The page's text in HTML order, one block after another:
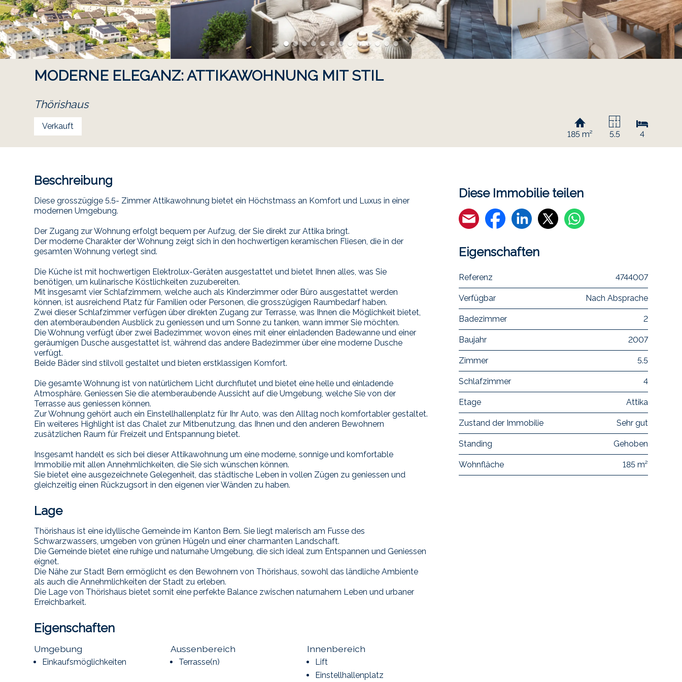
MODERNE ELEGANZ: ATTIKAWOHNUNG MIT STIL
Thörishaus
Verkauft
185 m²
5.5 4
Beschreibung
Diese grosszügige 5.5- Zimmer Attikawohnung bietet ein Höchstmass an Komfort und Luxus in einer
modernen Umgebung.
Der Zugang zur Wohnung erfolgt bequem per Aufzug, der Sie direkt zur Attika bringt.
Der moderne Charakter der Wohnung zeigt sich in den hochwertigen keramischen Fliesen, die in der
gesamten Wohnung verlegt sind.
Die Küche ist mit hochwertigen Elektrolux-Geräten ausgestattet und bietet Ihnen alles, was Sie
benötigen, um kulinarische Köstlichkeiten zuzubereiten.
Mit insgesamt vier Schlafzimmern, welche auch als Kinderzimmer oder Büro ausgestattet werden
können, ist ausreichend Platz für Familien oder Personen, die grosszügigen Raumbedarf haben.
Zwei dieser Schlafzimmer verfügen über direkten Zugang zur Terrasse, was Ihnen die Möglichkeit bietet,
den atemberaubenden Ausblick zu geniessen und um Sonne zu tanken, wann immer Sie möchten.
Die Wohnung verfügt über zwei Badezimmer, wovon eines mit einer einladenden Badewanne und einer
geräumigen Dusche ausgestattet ist, während das andere Badezimmer über eine moderne Dusche
verfügt.
Beide Bäder sind stilvoll gestaltet und bieten erstklassigen Komfort.
Die gesamte Wohnung ist von natürlichem Licht durchflutet und bietet eine helle und einladende
Atmosphäre. Geniessen Sie die atemberaubende Aussicht auf die Umgebung, welche Sie von der
Terrasse aus geniessen können.
Zur Wohnung gehört auch ein Einstellhallenplatz für Ihr Auto, was den Alltag noch komfortabler gestaltet.
Ein weiteres Highlight ist das Chalet zur Mitbenutzung, das Ihnen und den anderen Bewohnern
zusätzlichen Raum für Freizeit und Entspannung bietet.
Insgesamt handelt es sich bei dieser Attikawohnung um eine moderne, sonnige und komfortable
Immobilie mit allen Annehmlichkeiten, die Sie sich wünschen können.
Sie bietet eine ausgezeichnete Gelegenheit, das städtische Leben in vollen Zügen zu geniessen und
gleichzeitig einen Rückzugsort in den eigenen vier Wänden zu haben.
Lage
Thörishaus ist eine idyllische Gemeinde im Kanton Bern. Sie liegt malerisch am Fusse des
Schwarzwassers, umgeben von grünen Hügeln und einer charmanten Landschaft.
Die Gemeinde bietet eine ruhige und naturnahe Umgebung, die sich ideal zum Entspannen und Geniessen
eignet.
Die Nähe zur Stadt Bern ermöglicht es den Bewohnern von Thörishaus, sowohl das ländliche Ambiente
als auch die Annehmlichkeiten der Stadt zu erleben.
Die Lage von Thörishaus bietet somit eine perfekte Balance zwischen naturnahem Leben und urbaner
Erreichbarkeit.
Eigenschaften
Umgebung
Einkaufsmöglichkeiten
Aussenbereich
Terrasse(n)
Innenbereich
Lift
Einstellhallenplatz
Diese Immobilie teilen
Eigenschaften
Referenz 4744007
Verfügbar Nach Absprache
Badezimmer 2
Baujahr 2007
Zimmer 5.5
Schlafzimmer 4
Etage Attika
Zustand der Immobilie Sehr gut
Standing Gehoben
Wohnfläche 185 m²